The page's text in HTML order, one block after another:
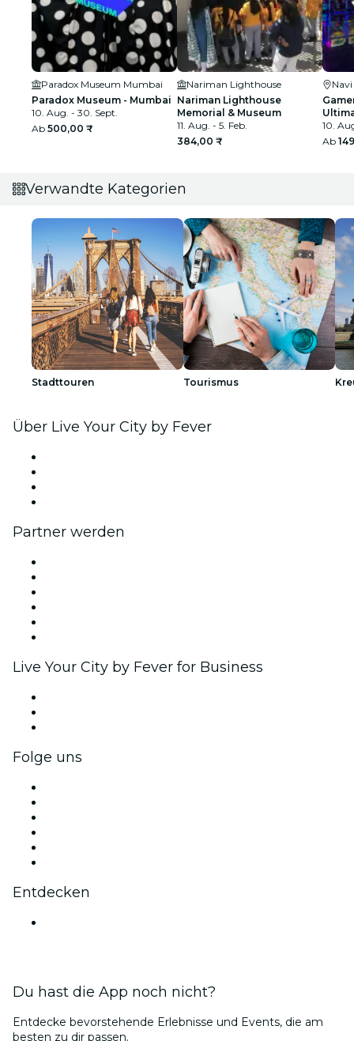
Paradox Museum Mumbai
Paradox Museum - Mumbai
10. Aug. - 30. Sept.
Ab 500,00 ₹
Nariman Lighthouse
Nariman Lighthouse
Memorial & Museum
11. Aug. - 5. Feb.
384,00 ₹
10.
Ab
Verwandte Kategorien
Stadttouren Tourismus
Über Live Your City by Fever
Partner werden
Live Your City by Fever for Business
Folge uns
Entdecken
Du hast die App noch nicht?
Entdecke bevorstehende Erlebnisse und Events, die am
besten zu dir passen.